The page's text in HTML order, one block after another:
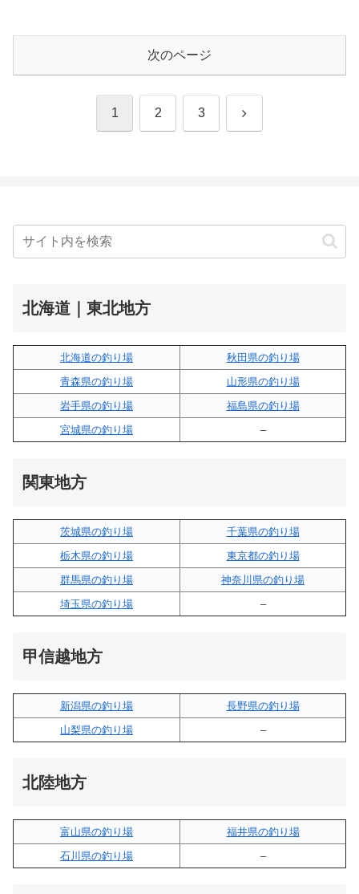
次のページ
1 2 3 次
北海道｜東北地方
北海道の釣り場
秋田県の釣り場
青森県の釣り場
山形県の釣り場
岩手県の釣り場
福島県の釣り場
宮城県の釣り場
–
関東地方
茨城県の釣り場
千葉県の釣り場
栃木県の釣り場
東京都の釣り場
群馬県の釣り場
神奈川県の釣り場
埼玉県の釣り場
–
甲信越地方
新潟県の釣り場
長野県の釣り場
山梨県の釣り場
–
北陸地方
富山県の釣り場
福井県の釣り場
石川県の釣り場
–